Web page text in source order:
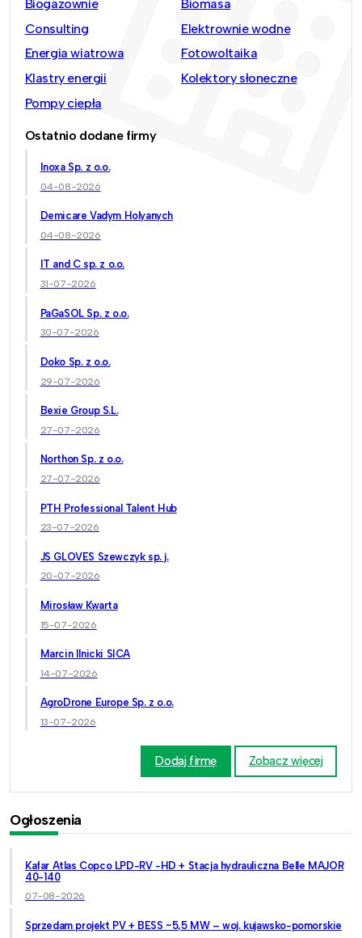
Biogazownie
Biomasa
Consulting
Elektrownie wodne
Energia wiatrowa
Fotowoltaika
Klastry energii
Kolektory słoneczne
Pompy ciepła
Ostatnio dodane firmy
Inoxa Sp. z o.o.
04-08-2026
Demicare Vadym Holyanych
04-08-2026
IT and C sp. z o.o.
31-07-2026
PaGaSOL Sp. z o.o.
30-07-2026
Doko Sp. z o.o.
29-07-2026
Bexie Group S.L.
27-07-2026
Northon Sp. z o.o.
27-07-2026
PTH Professional Talent Hub
23-07-2026
JS GLOVES Szewczyk sp. j.
20-07-2026
Mirosław Kwarta
15-07-2026
Marcin Ilnicki SICA
14-07-2026
AgroDrone Europe Sp. z o.o.
13-07-2026
Dodaj firmę Zobacz więcej
Ogłoszenia
Kafar Atlas Copco LPD-RV -HD + Stacja hydrauliczna Belle MAJOR
40-140
07-08-2026
Sprzedam projekt PV + BESS ~5,5 MW – woj. kujawsko-pomorskie